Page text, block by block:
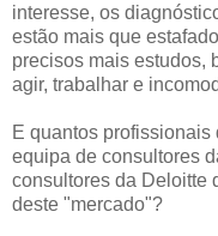
interesse, os
estão mais que
precisos mais estudos,
agir, trabalhar e
E quantos
equipa de consultores
consultores da Deloitte
deste "mercado"?